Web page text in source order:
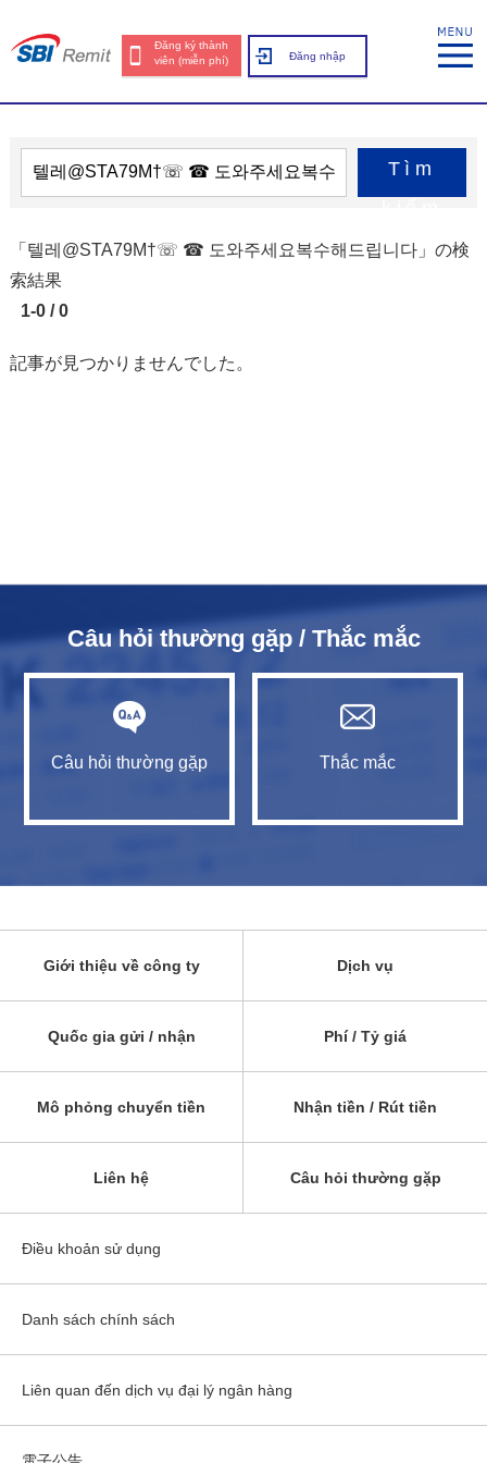
Đăng ký thành
viên (miễn phí)
Đăng nhập
Tìm
「텔레@STA79M†☏ ☎ 도와주세요복수해드립니다」の検
索結果
1-0 / 0
記事が見つかりませんでした。
Câu hỏi thường gặp / Thắc mắc
Câu hỏi thường gặp Thắc mắc
Giới thiệu về công ty Dịch vụ
Quốc gia gửi / nhận Phí / Tỷ giá
Mô phỏng chuyển tiền Nhận tiền / Rút tiền
Liên hệ Câu hỏi thường gặp
Điều khoản sử dụng
Danh sách chính sách
Liên quan đến dịch vụ đại lý ngân hàng